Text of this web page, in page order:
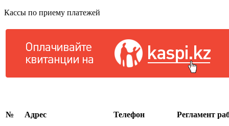
Кассы по приему платежей
№ Адрес Телефон Регламент